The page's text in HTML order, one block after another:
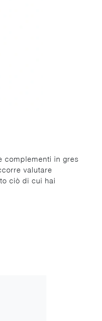
complementi in gres
valutare
ciò di cui hai